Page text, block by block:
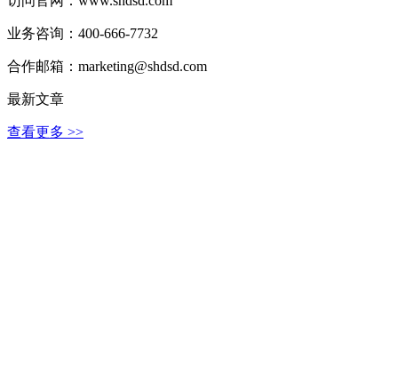
业务咨询：400-666-7732
合作邮箱：marketing@shdsd.com
最新文章
查看更多 >>